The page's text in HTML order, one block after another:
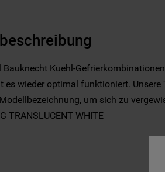
Bauknecht Kuehl-
es wieder optimal funktioniert.
um sich zu
TRANSLUCENT WHITE